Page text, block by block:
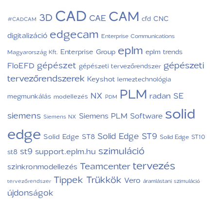
#CADCAM 3DCAD CAE CAM cfd CNC
digitalizáció edgecam Enterprise Communications
Magyarország Kft. Enterprise Group eplm eplm trends
FloEFD gépészet gépészeti tervezőrendszer gépészeti
tervezőrendszerek Keyshot lemeztechnológia
megmunkálás modellezés NX PDM PLM radan SE
siemens Siemens NX Siemens PLM Software solid
edge Solid Edge ST8 Solid Edge ST9 Solid Edge ST10
st8 st9 support.eplm.hu szimuláció
szinkronmodellezés Teamcentertervezés
tervezőrendszer Tippek Trükkök Vero áramlástani szimuláció
újdonságok